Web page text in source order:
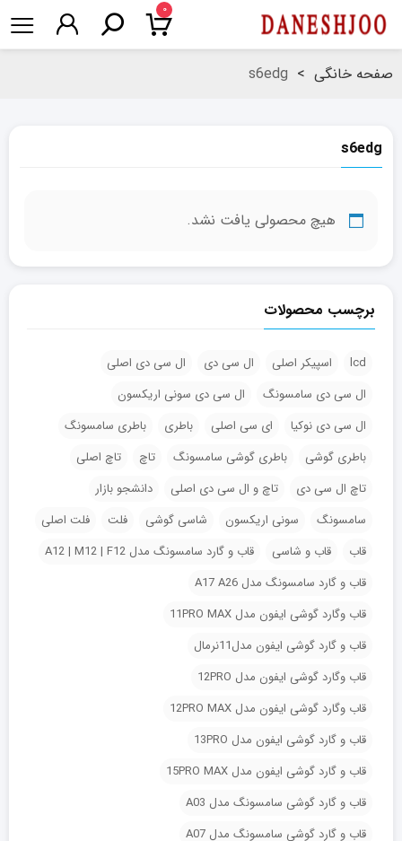
۰
صفحه خانگی >
s6edg
s6edg
هیچ محصولی یافت نشد.
برچسب محصولات
lcd اسپیکر اصلی ال سی دی
ال سی دی اصلی
ال سی دی سامسونگ
ال سی دی سونی اریکسون
ال سی دی نوکیا
ای سی اصلی باطری
باطری سامسونگ
باطری گوشی
باطری گوشی سامسونگ تاچ
تاچ اصلی
تاچ ال سی دی
تاچ و ال سی دی اصلی
دانشجو بازار
سامسونگ
سونی اریکسون شاسی گوشی فلت
فلت اصلی
قاب
قاب و شاسی
قاب و گارد سامسونگ مدل A12 | M12 | F12
قاب و گارد سامسونگ مدل A17 A26
قاب وگارد گوشی ایفون مدل 11PRO MAX
قاب و گارد گوشی ایفون مدل11نرمال
قاب وگارد گوشی ایفون مدل 12PRO
قاب وگارد گوشی ایفون مدل 12PRO MAX
قاب و گارد گوشی ایفون مدل 13PRO
قاب و گارد گوشی ایفون مدل 15PRO MAX
قاب و گارد گوشی سامسونگ مدل A03
قاب و گارد گوشی سامسونگ مدل A07